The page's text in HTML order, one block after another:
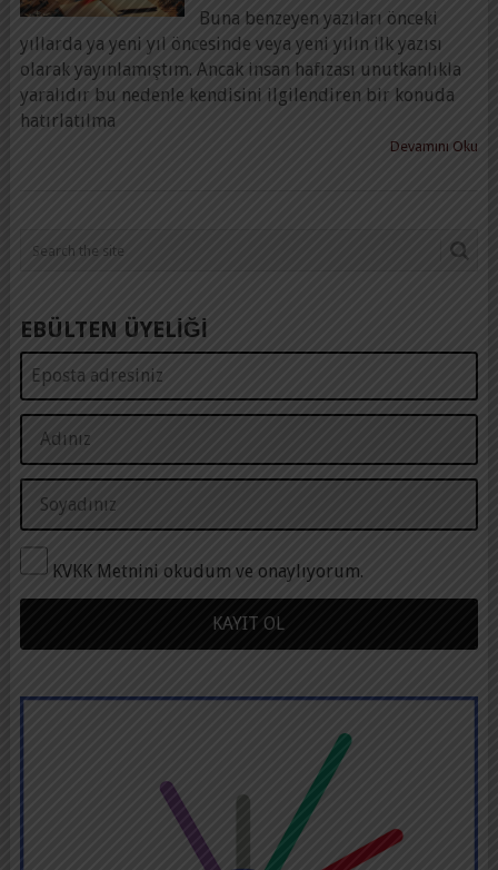
Buna benzeyen yazıları önceki
yıllarda ya yeni yıl öncesinde veya yeni yılın ilk yazısı
olarak yayınlamıştım. Ancak insan hafızası unutkanlıkla
yaralıdır bu nedenle kendisini ilgilendiren bir konuda
hatırlatılma
Devamını Oku
EBÜLTEN ÜYELİĞİ
KVKK Metnini okudum ve onaylıyorum.